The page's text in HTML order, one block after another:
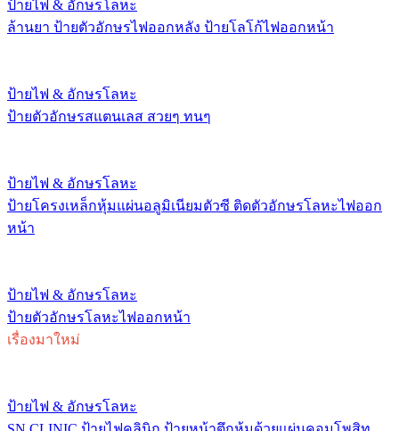
ป้ายไฟ & อักษรโลหะ
ล้านยา ป้ายตัวอักษรไฟออกหลัง ป้ายโลโก้ไฟออกหน้า
ป้ายไฟ & อักษรโลหะ
ป้ายตัวอักษรสแตนเลส สวยๆ ทนๆ
ป้ายไฟ & อักษรโลหะ
ป้ายโครงเหล็กหุ้มแผ่นอลูมิเนียมตัวซี ติดตัวอักษรโลหะไฟออก
หน้า
ป้ายไฟ & อักษรโลหะ
ป้ายตัวอักษรโลหะไฟออกหน้า
เรื่องมาใหม่
ป้ายไฟ & อักษรโลหะ